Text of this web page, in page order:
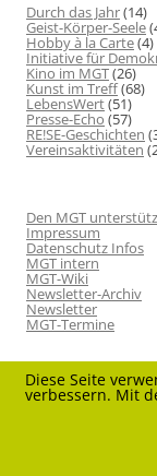
Durch das Jahr(14)
Geist-Körper-Seele
Hobby à la Carte(4)
Initiative für
Kino im MGT(26)
Kunst im Treff(68)
LebensWert(51)
Presse-Echo (57)
RE!SE-Geschichten
Vereinsaktivitäten
Den MGT
Impressum
Datenschutz Infos
MGT intern
MGT-Wiki
Newsletter-Archiv
Newsletter
MGT-Termine
Diese Seite
verbessern. Mit